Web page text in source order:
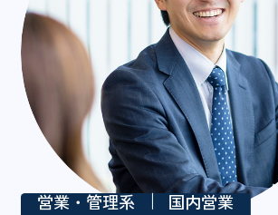
営業・管理系 国内営業